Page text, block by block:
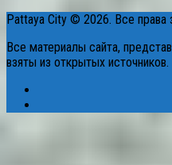
Pattaya City © 2026. Все
Все материалы сайта,
взяты из открытых источников.